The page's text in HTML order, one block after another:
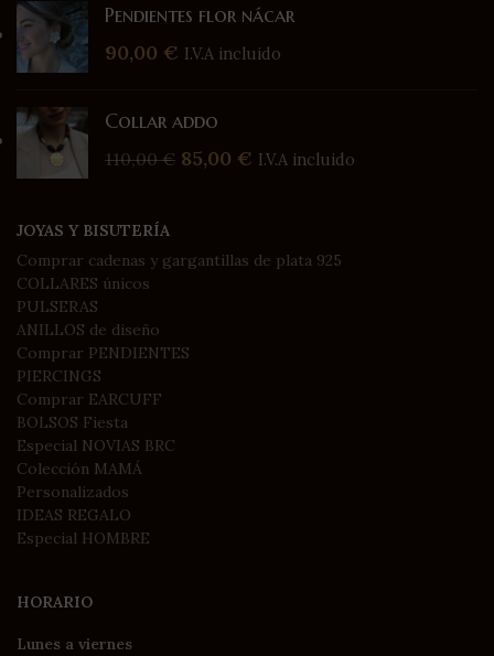
Pendientes flor nácar
90,00 € I.V.A incluido
Collar addo
110,00€ 85,00 € I.V.A incluido
JOYAS Y BISUTERÍA
Comprar cadenas y gargantillas de plata 925
COLLARES únicos
PULSERAS
ANILLOS de diseño
Comprar PENDIENTES
PIERCINGS
Comprar EARCUFF
BOLSOS Fiesta
Especial NOVIAS BRC
Colección MAMÁ
Personalizados
IDEAS REGALO
Especial HOMBRE
HORARIO
Lunes a viernes